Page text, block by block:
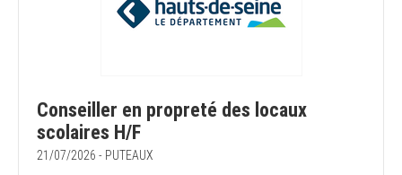
Conseiller en propreté des locaux
scolaires H/F
21/07/2026 - PUTEAUX